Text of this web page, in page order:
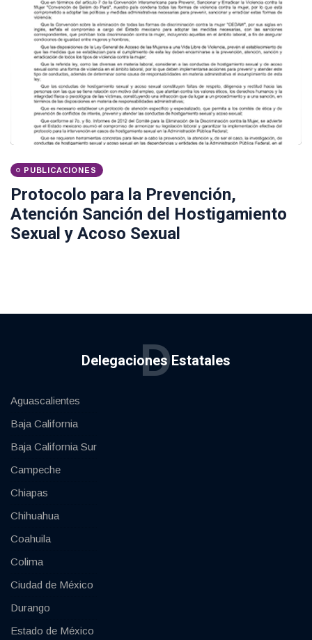
PUBLICACIONES
Protocolo para la Prevención,
Atención Sanción del Hostigamiento
Sexual y Acoso Sexual
Delegaciones Estatales
D
Aguascalientes
Baja California
Baja California Sur
Campeche
Chiapas
Chihuahua
Coahuila
Colima
Ciudad de México
Durango
Estado de México